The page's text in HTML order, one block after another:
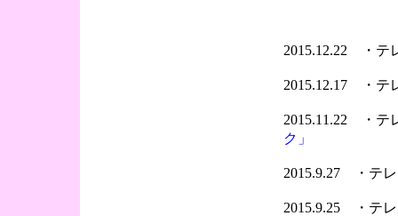
2015.12.22 ・テ
2015.12.17 ・テ
2015.11.22 ・テ
ク」
2015.9.27 ・テ
2015.9.25 ・テ